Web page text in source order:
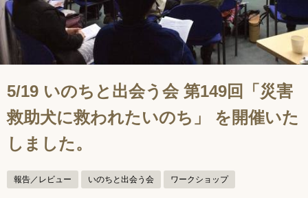
5/19 いのちと出会う会 第149回「災害
救助犬に救われたいのち」 を開催いた
しました。
報告／レビュー いのちと出会う会 ワークショップ